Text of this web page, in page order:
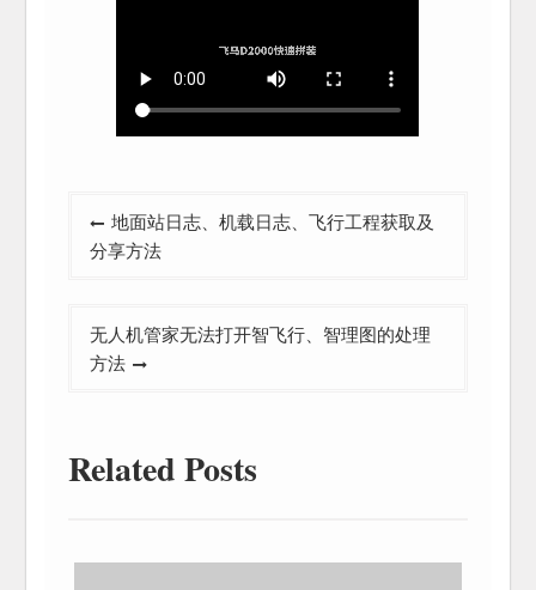
章
地面站日志、机载日志、飞行工程获取及
分享方法
无人机管家无法打开智飞行、智理图的处理
方法
Related Posts